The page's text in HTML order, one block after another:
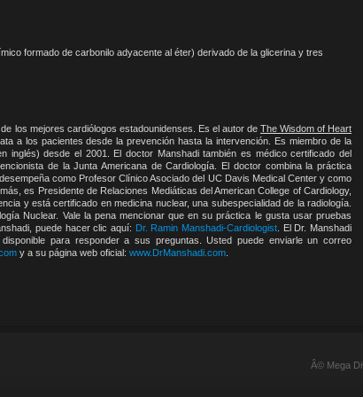
formado de carbonilo adyacente al éter) derivado de la glicerina y tres
los mejores cardiólogos estadounidenses. Es el autor de The Wisdom of Heart
a los pacientes desde la prevención hasta la intervención. Es miembro de la
inglés) desde el 2001. El doctor Manshadi también es médico certificado del
de la Junta Americana de Cardiología. El doctor combina la práctica
como Profesor Clínico Asociado del UC Davis Medical Center y como
es Presidente de Relaciones Mediáticas del American College of Cardiology,
y está certificado en medicina nuclear, una subespecialidad de la radiología.
Nuclear. Vale la pena mencionar que en su práctica le gusta usar pruebas
puede hacer clic aquí: Dr. Ramin Manshadi-Cardiologist. El Dr. Manshadi
para responder a sus preguntas. Usted puede enviarle un correo
y a su página web oficial: www.DrManshadi.com
Â© Mega